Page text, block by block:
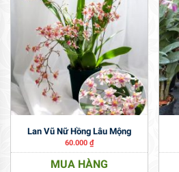
Lan Vũ Nữ Hồng Lâu Mộng
60.000 ₫
MUA HÀNG